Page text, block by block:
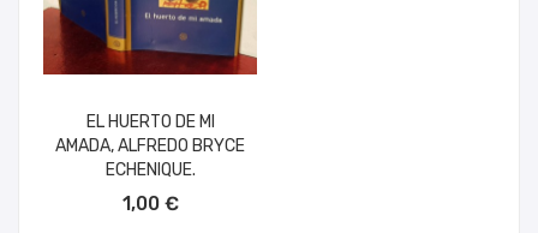
EL HUERTO DE MI
AMADA, ALFREDO BRYCE
ECHENIQUE.
1,00 €